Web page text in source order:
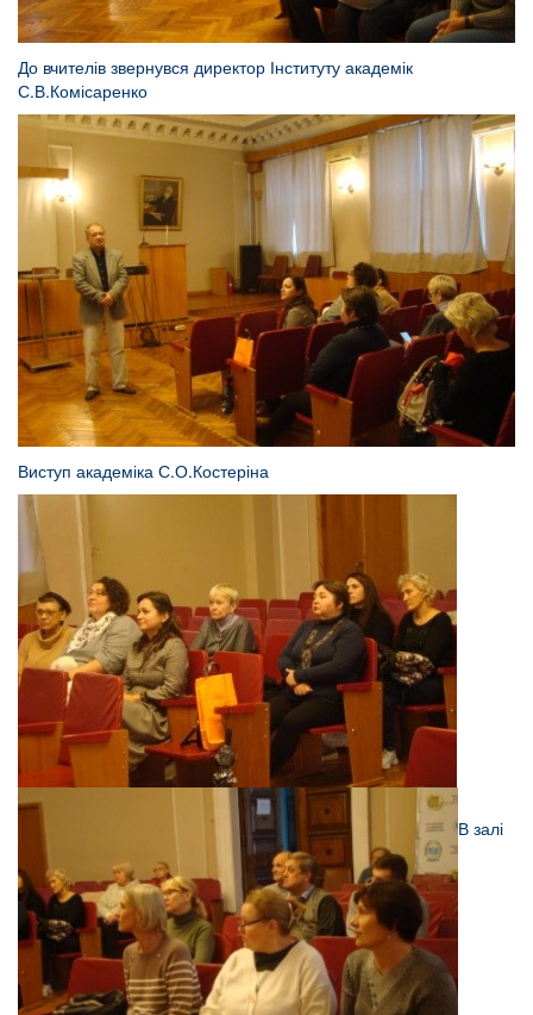
До вчителів звернувся директор Інституту академік
С.В.Комісаренко
Виступ академіка С.О.Костеріна
В залі